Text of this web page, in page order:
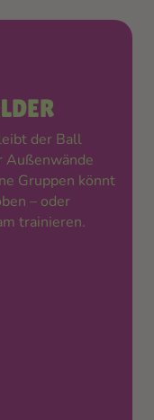
der Ball
Außenwände
Gruppen könnt
– oder
trainieren.